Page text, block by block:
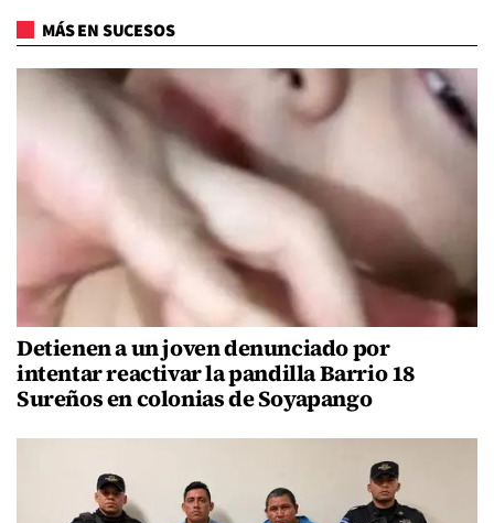
MÁS EN SUCESOS
Detienen a un joven denunciado por
intentar reactivar la pandilla Barrio 18
Sureños en colonias de Soyapango